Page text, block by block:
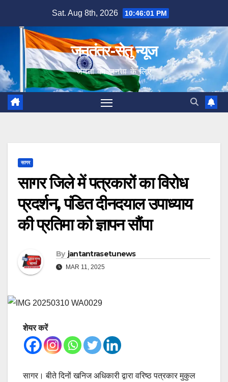
content
Sat. Aug 8th, 2026 10:46:02 PM
जनतंत्र-सेतु न्यूज
जनता का जनता के लिए
सागर
सागर जिले में पत्रकारों का विरोध
प्रदर्शन, पंडित दीनदयाल उपाध्याय
की प्रतिमा को ज्ञापन सौंपा
By jantantrasetunews
MAR 11, 2025
शेयर करें
सागर। बीते दिनों खनिज अधिकारी द्वारा वरिष्ठ पत्रकार मुकुल